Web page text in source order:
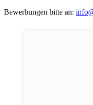
Bewerbungen bitte an: